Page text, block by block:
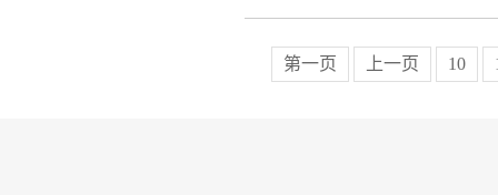
第一页 上一页 10